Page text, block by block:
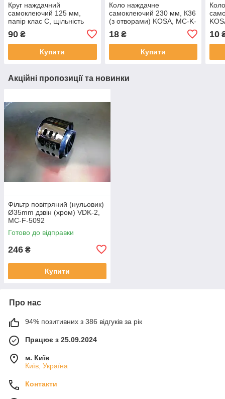
Круг наждачний
самоклеючий 125 мм,
папір клас С, щільність
120 г/м2, К80, уп. 10 од.,
MC-BT-0508
90 ₴
Купити
Коло наждачне
самоклеючий 230 мм, К36
(з отворами) KOSA, MC-K-
18₴
Купити
10
Акційні пропозиції та новинки
Фільтр повітряний (нульовик)
Ø35mm дзвін (хром) VDK-2,
MC-F-5092
Готово до відправки
246 ₴
Купити
Про нас
94% позитивних з 386 відгуків за рік
Працює з 25.09.2024
м. Київ
Київ, Україна
Контакти